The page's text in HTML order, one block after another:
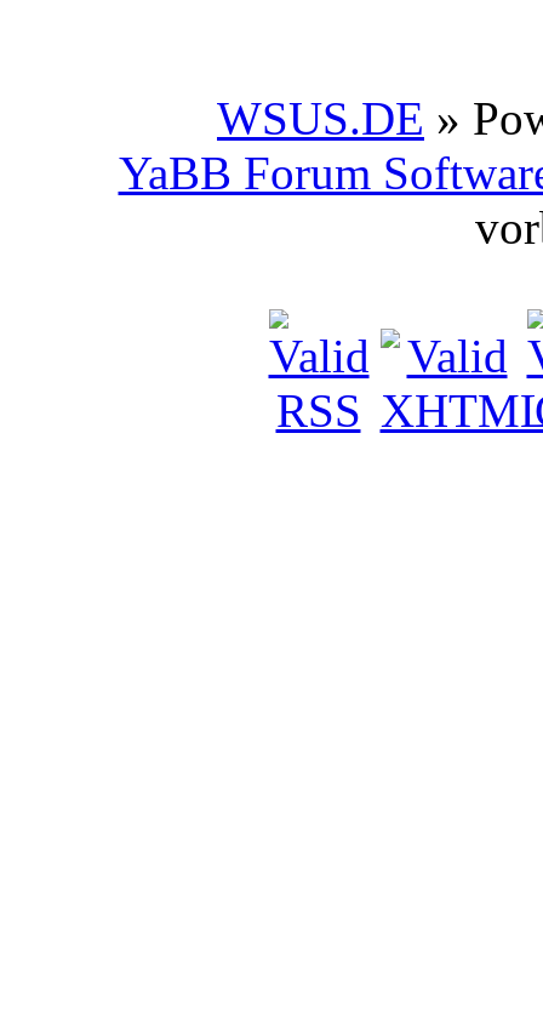
WSUS.DE »
YaBB Forum